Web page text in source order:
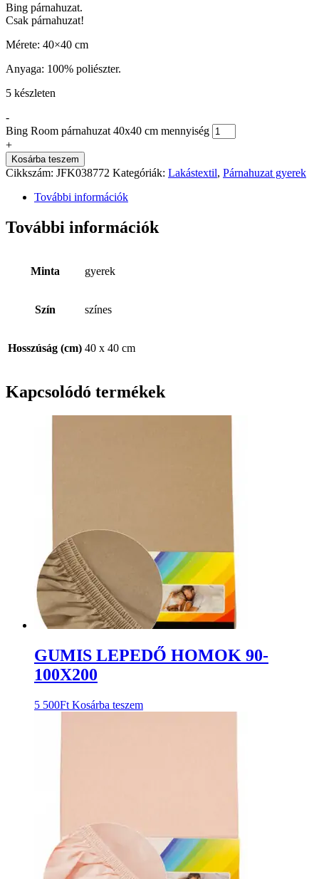
Bing párnahuzat.
Csak párnahuzat!
Mérete: 40×40 cm
Anyaga: 100% poliészter.
5 készleten
-
Bing Room párnahuzat 40x40 cm mennyiség
+
Kosárba teszem
Cikkszám: JFK038772 Kategóriák: Lakástextil, Párnahuzat gyerek
További információk
További információk
Minta gyerek
Szín színes
Hosszúság (cm) 40 x 40 cm
Kapcsolódó termékek
GUMIS LEPEDŐ HOMOK 90-
100X200
5 500Ft Kosárba teszem